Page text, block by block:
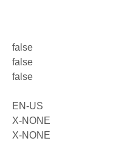
false
false
false
EN-US
X-NONE
X-NONE